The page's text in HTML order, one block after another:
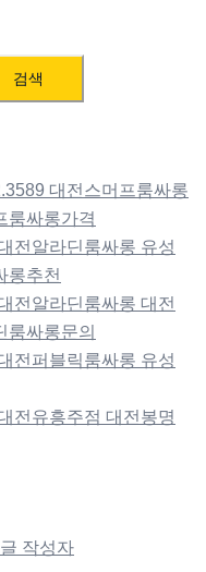
검색
대전스머프룸싸롱
룸싸롱가격
전알라딘룸싸롱 유성
롱추천
전알라딘룸싸롱 대전
룸싸롱문의
전퍼블릭룸싸롱 유성
전유흥주점 대전봉명
작성자